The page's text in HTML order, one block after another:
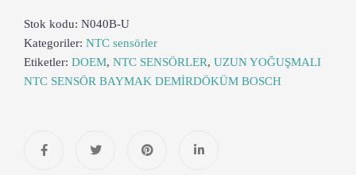
Stok kodu: N040B-U
Kategoriler: NTC sensörler
Etiketler: DOEM, NTC SENSÖRLER, UZUN YOĞUŞMALI
NTC SENSÖR BAYMAK DEMİRDÖKÜM BOSCH